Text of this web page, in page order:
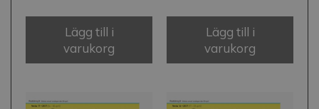
Lägg till i
varukorg
Lägg till i
varukorg